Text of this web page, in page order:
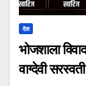
देश
भोजशाला
वाग्देवी